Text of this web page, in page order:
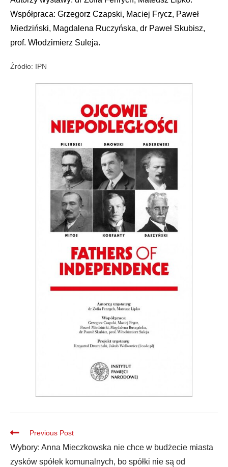
Współpraca: Grzegorz Czapski, Maciej Frycz, Paweł
Miedziński, Magdalena Ruczyńska, dr Paweł Skubisz,
prof. Włodzimierz Suleja.
Źródło: IPN
Previous Post
Wybory: Anna Mieczkowska nie chce w budżecie miasta
zysków spółek komunalnych, bo spółki nie są od